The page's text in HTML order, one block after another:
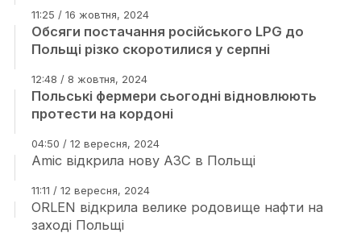
11:25 / 16 жовтня, 2024
Обсяги постачання російського LPG до
Польщі різко скоротилися у серпні
12:48 / 8 жовтня, 2024
Польські фермери сьогодні відновлюють
протести на кордоні
04:50 / 12 вересня, 2024
Amic відкрила нову АЗС в Польщі
11:11 / 12 вересня, 2024
ORLEN відкрила велике родовище нафти на
заході Польщі